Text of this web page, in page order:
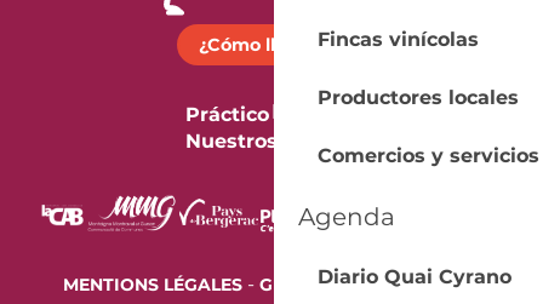
Fincas vinícolas
Productores locales
Comercios y servicios
Agenda
Diario Quai Cyrano
¿Cómo llegar?
Práctico
Nuestros folletos
MENTIONS LÉGALES- GESTION DES COOKIES